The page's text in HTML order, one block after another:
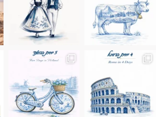
Instagram post
Instagram post 17994326828955248